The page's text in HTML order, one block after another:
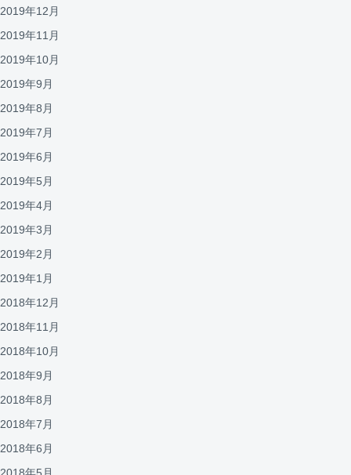
2019年12月
2019年11月
2019年10月
2019年9月
2019年8月
2019年7月
2019年6月
2019年5月
2019年4月
2019年3月
2019年2月
2019年1月
2018年12月
2018年11月
2018年10月
2018年9月
2018年8月
2018年7月
2018年6月